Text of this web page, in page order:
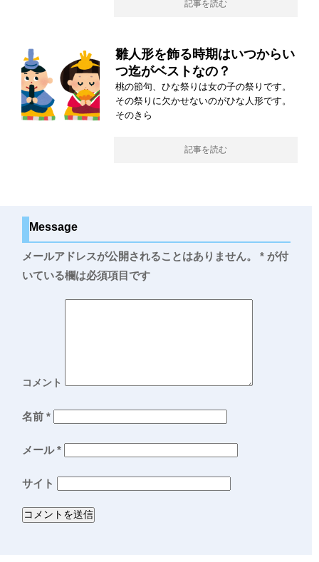
記事を読む
雛人形を飾る時期はいつからい
つ迄がベストなの？
桃の節句、ひな祭りは女の子の祭りです。
その祭りに欠かせないのがひな人形です。
そのきら
記事を読む
Message
メールアドレスが公開されることはありません。 * が付
いている欄は必須項目です
コメント
名前 *
メール*
サイト